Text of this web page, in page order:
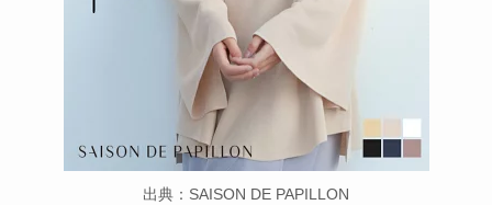
出典：SAISON DE PAPILLON